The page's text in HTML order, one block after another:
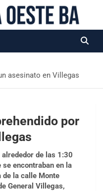
asesinato en Villegas
por
de las 1:30
se encontraban en la
de la calle Monte
General Villegas,